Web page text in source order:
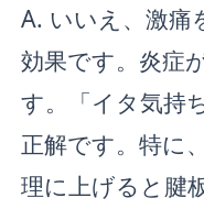
A. いいえ、激痛
効果です。炎症
す。「イタ気持
正解です。特に
理に上げると腱